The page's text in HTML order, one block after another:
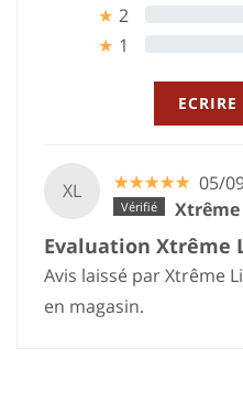
★ 2
★ 1
XL ☆☆☆☆☆
★★★★★ 05/
Xtrême
Evaluation Xtrême
Avis laissé par Xtrême
en magasin.